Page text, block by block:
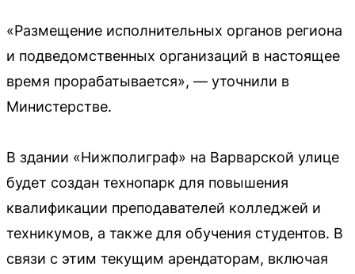
«Размещение исполнительных органов региона
и подведомственных организаций в настоящее
время прорабатывается», — уточнили в
Министерстве.
В здании «Нижполиграф» на Варварской улице
будет создан технопарк для повышения
квалификации преподавателей колледжей и
техникумов, а также для обучения студентов. В
связи с этим текущим арендаторам, включая